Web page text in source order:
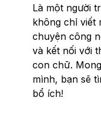
Là một người
không chỉ viết
chuyện công
và kết nối với
con chữ.
mình, bạn sẽ
bổ ích!